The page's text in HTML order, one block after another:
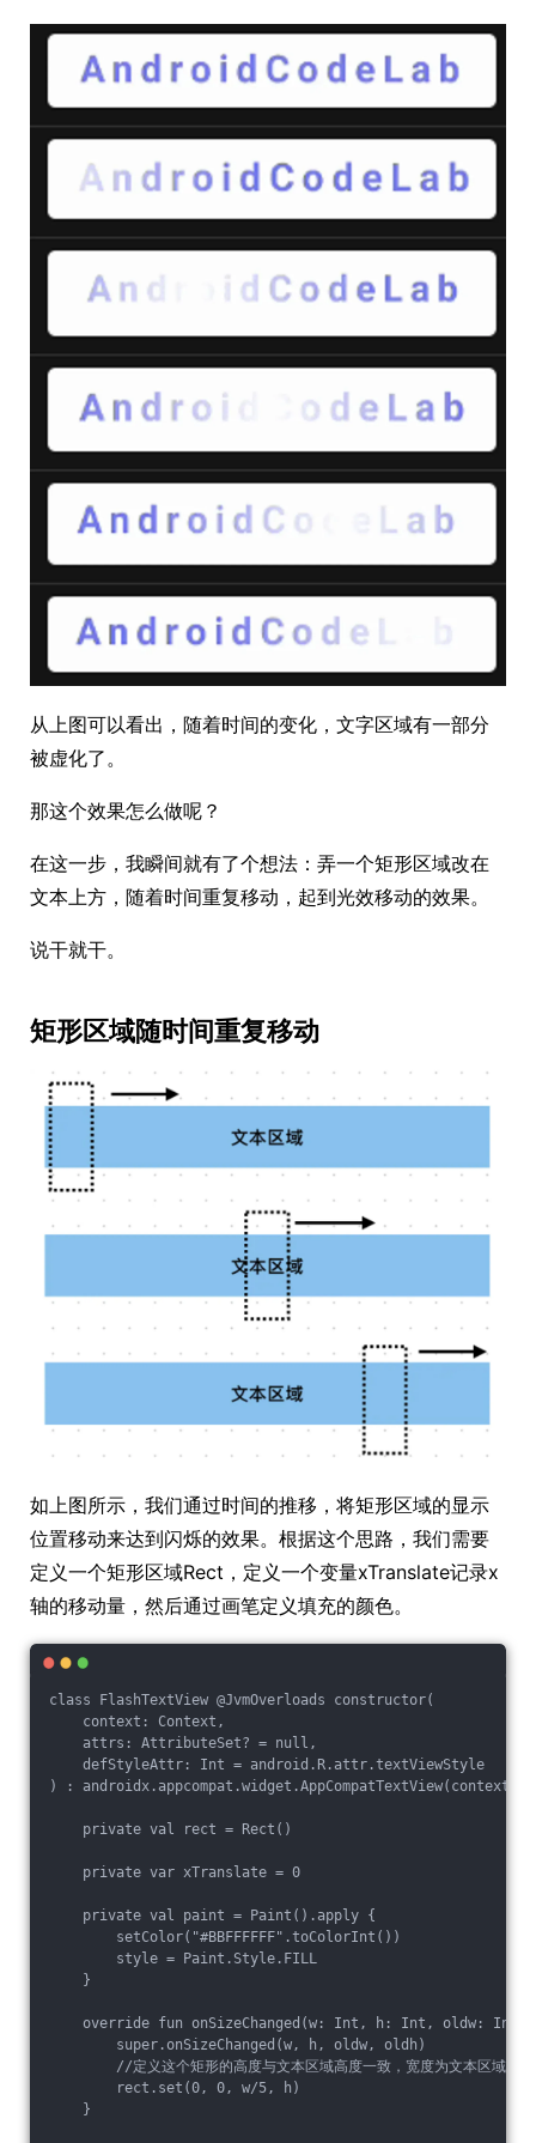
从上图可以看出，随着时间的变化，文字区域有一部分
被虚化了。
那这个效果怎么做呢？
在这一步，我瞬间就有了个想法：弄一个矩形区域改在
文本上方，随着时间重复移动，起到光效移动的效果。
说干就干。
矩形区域随时间重复移动
如上图所示，我们通过时间的推移，将矩形区域的显示
位置移动来达到闪烁的效果。根据这个思路，我们需要
定义一个矩形区域Rect，定义一个变量xTranslate记录x
轴的移动量，然后通过画笔定义填充的颜色。
class FlashTextView @JvmOverloads constructor(
    context: Context,
    attrs: AttributeSet? = null,
    defStyleAttr: Int = android.R.attr.textViewStyle
) :
    private val rect = Rect()
    private var xTranslate = 0
    private val paint = Paint().apply {
        setColor("#BBFFFFFF".toColorInt())
        style = Paint.Style.FILL
    }
override fun onSizeChanged(w: Int, h: Int, oldw: Int,
        super.onSizeChanged(w, h, oldw, oldh)
//定义这个矩形的高度与文本区域高度一致，宽度为文本区域的
        rect.set(0, 0, w/5, h)
    }